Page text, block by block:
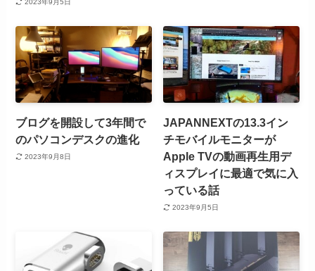
2023年9月5日
ブログを開設して3年間で
のパソコンデスクの進化
2023年9月8日
JAPANNEXTの13.3イン
チモバイルモニターが
Apple TVの動画再生用デ
ィスプレイに最適で気に入
っている話
2023年9月5日